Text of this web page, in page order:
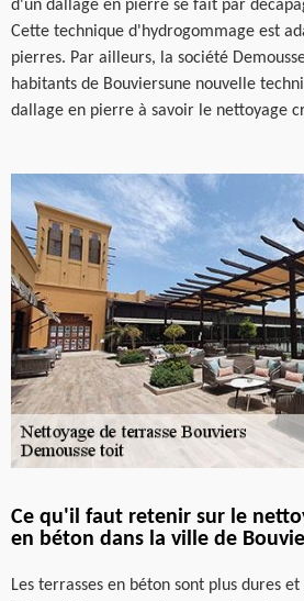
d'un dallage en pierre se fait par
Cette technique d'hydrogommage est
pierres. Par ailleurs, la société
habitants de Bouviersune nouvelle
dallage en pierre à savoir le nettoyage
Ce qu'il faut retenir sur le
en béton dans la ville de
Les terrasses en béton sont plus dures